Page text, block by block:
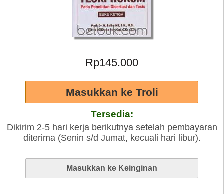
Rp145.000
Tersedia:
Dikirim 2-5 hari kerja berikutnya setelah pembayaran
diterima (Senin s/d Jumat, kecuali hari libur).